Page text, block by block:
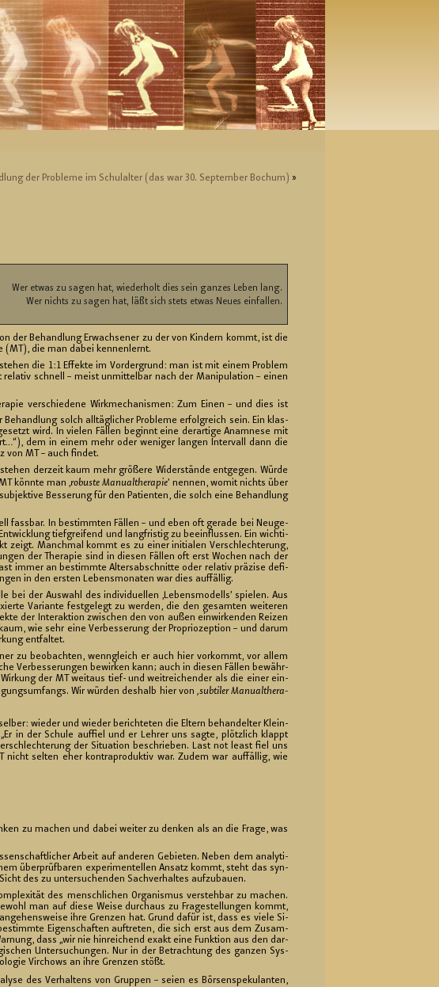
der Pro­ble­me im Schul­al­ter (das war 30. Sep­tem­ber Bo­chum) »
Wer etwas zu sagen hat, wiederholt dies sein ganzes Leben lang.
Wer nichts zu sagen hat,
der Be­hand­lung Er­wach­se­ner zu der von Kin­dern kommt, ist die
(MT), die man dabei ken­nen­lernt.
die 1:1 Ef­fek­te im Vor­der­grund: man ist mit einem Pro­blem
schnell – meist un­mit­tel­bar nach der Ma­ni­pu­la­ti­on – einen
ver­schie­de­ne Wirk­me­cha­nis­men: Zum Einen – und dies ist
solch all­täg­li­cher Pro­ble­me er­folg­reich sein. Ein klas­
wird. In vie­len Fäl­len be­ginnt eine der­ar­ti­ge Ana­mne­se mit
dem in einem mehr oder we­ni­ger lan­gen In­ter­vall dann die
von MT – auch fin­det.
der­zeit kaum mehr grö­ße­re Wi­der­stän­de ent­ge­gen. Würde
könn­te man ‚ro­bus­te Ma­nu­althe­ra­pie’ nen­nen, womit nichts über
Bes­se­rung für den Pa­ti­en­ten, die solch eine Be­hand­lung
fass­bar. In be­stimm­ten Fäl­len – und eben oft ge­ra­de bei Neu­ge­
tief­grei­fend und lang­fris­tig zu be­ein­flus­sen. Ein wich­ti­
zeigt. Manch­mal kommt es zu einer in­itia­len Ver­schlech­te­rung,
der The­ra­pie sind in die­sen Fäl­len oft erst Wo­chen nach der
immer an be­stimm­te Al­ters­ab­schnit­te oder re­la­tiv prä­zi­se de­fi­
in den ers­ten Le­bens­mo­na­ten war dies auf­fäl­lig.
der Aus­wahl des in­di­vi­du­el­len ‚Le­bens­mo­dells’ spie­len. Aus
Va­ri­an­te fest­ge­legt zu wer­den, die den ge­sam­ten wei­te­ren
der In­ter­ak­ti­on zwi­schen den von außen ein­wir­ken­den Rei­zen
wie sehr eine Ver­bes­se­rung der Pro­prio­zep­ti­on – und darum
ent­fal­tet.
zu be­ob­ach­ten, wenn­gleich er auch hier vor­kommt, vor allem
Ver­bes­se­run­gen be­wir­ken kann; auch in die­sen Fäl­len be­währ­
der MT weit­aus tief- und weit­rei­chen­der als die einer ein­
Wir wür­den des­halb hier von ‚sub­ti­ler Ma­nu­althe­ra­
wie­der und wie­der be­rich­te­ten die El­tern be­han­del­ter Klein­
in der Schu­le auf­fiel und er Leh­rer uns sagte, plötz­lich klappt
der Si­tua­ti­on be­schrie­ben. Last not least fiel uns
sel­ten eher kon­tra­pro­duk­tiv war. Zudem war auf­fäl­lig, wie
zu ma­chen und dabei wei­ter zu den­ken als an die Frage, was
Ar­beit auf an­de­ren Ge­bie­ten. Neben dem ana­ly­ti­
über­prüf­ba­ren ex­pe­ri­men­tel­len An­satz kommt, steht das syn­
des zu un­ter­su­chen­den Sach­ver­hal­tes auf­zu­bau­en.
des mensch­li­chen Or­ga­nis­mus ver­steh­bar zu ma­chen.
man auf diese Weise durch­aus zu Fra­ge­stel­lun­gen kommt,
ihre Gren­zen hat. Grund dafür ist, dass es viele Si­
Ei­gen­schaf­ten auf­tre­ten, die sich erst aus dem Zu­sam­
dass „wir nie hin­rei­chend exakt eine Funk­ti­on aus den dar­
Un­ter­su­chun­gen. Nur in der Be­trach­tung des gan­zen Sys­
Vir­chows an ihre Gren­zen stößt.
des Ver­hal­tens von Grup­pen – seien es Bör­sen­spe­ku­lan­ten,